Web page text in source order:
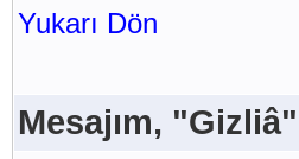
Yukarı Dön
Mesajım,